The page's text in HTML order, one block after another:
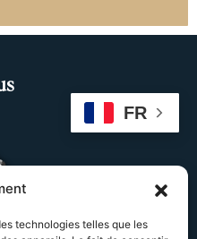
technologies telles que les
FR